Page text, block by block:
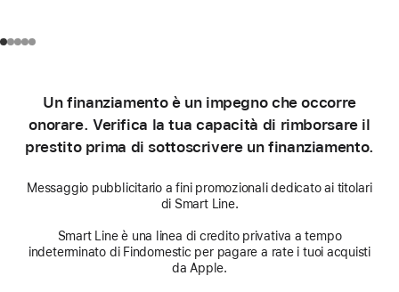
Un finanziamento è un impegno che occorre
onorare. Verifica la tua capacità di rimborsare il
prestito prima di sottoscrivere un finanziamento.
Messaggio pubblicitario a fini promozionali dedicato ai titolari
di Smart Line.
Smart Line è una linea di credito privativa a tempo
indeterminato di Findomestic per pagare a rate i tuoi acquisti
da Apple.